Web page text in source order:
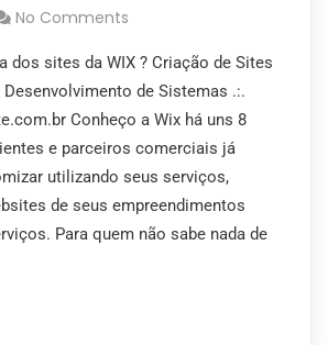
No Comments
dos sites da WIX ? Criação de Sites
Desenvolvimento de Sistemas .:.
Conheço a Wix há uns 8
e parceiros comerciais já
utilizando seus serviços,
de seus empreendimentos
Para quem não sabe nada de